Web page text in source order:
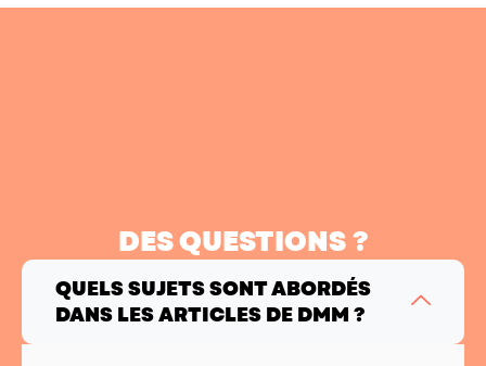
DES QUESTIONS ?
QUELS SUJETS SONT ABORDÉS
DANS LES ARTICLES DE DMM ?